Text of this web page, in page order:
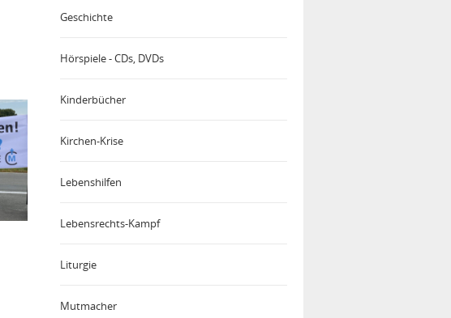
Geschichte
Hörspiele - CDs, DVDs
Kinderbücher
Kirchen-Krise
Lebenshilfen
Lebensrechts-Kampf
Liturgie
Mutmacher